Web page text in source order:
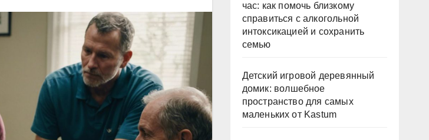
час: как помочь близкому
справиться с алкогольной
интоксикацией и сохранить
семью
Детский игровой деревянный
домик: волшебное
пространство для самых
маленьких от Kastum